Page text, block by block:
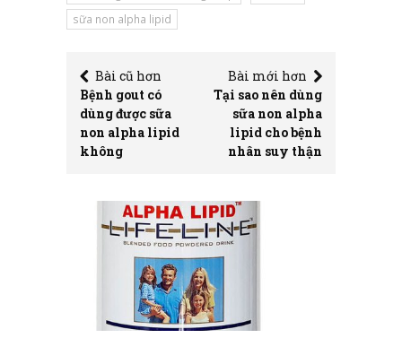
sữa non alpha lipid
Bài cũ hơn
Bệnh gout có
dùng được sữa
non alpha lipid
không
Bài mới hơn
Tại sao nên dùng
sữa non alpha
lipid cho bệnh
nhân suy thận